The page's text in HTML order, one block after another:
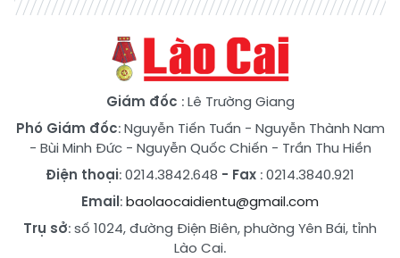
Giám đốc : Lê Trường Giang
Phó Giám đốc:Nguyễn Tiến Tuấn - Nguyễn Thành Nam
- Bùi Minh Đức- Nguyễn Quốc Chiến - Trần Thu Hiền
Điện thoại: 0214.3842.648 - Fax : 0214.3840.921
Email:baolaocaidientu@gmail.com
Trụ sở: số 1024, đường Điện Biên, phường Yên Bái, tỉnh
Lào Cai.